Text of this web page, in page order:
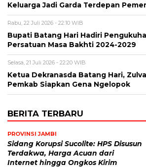
Keluarga Jadi Garda Terdepan
Rabu, 22 Juli 2026 - 22:10 WIB
Bupati Batang Hari Hadiri
Persatuan Masa Bakhti 2024-2029
Selasa, 21 Juli 2026 - 22:20 WIB
Ketua Dekranasda Batang Hari,
Pemkab Siapkan Gena Ngelopok
BERITA TERBARU
PROVINSI JAMBI
Sidang Korupsi Sucolite: HPS Disusun
Terdakwa, Harga Acuan dari
Internet hingga Ongkos Kirim